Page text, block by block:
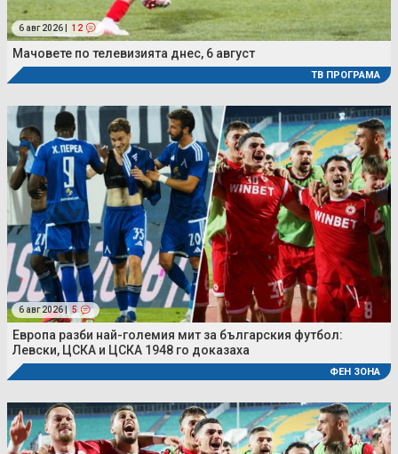
6 авг 2026 | 12
Мачовете по телевизията днес, 6 август
ТВ ПРОГРАМА
6 авг 2026 | 5
Европа разби най-големия мит за българския футбол:
Левски, ЦСКА и ЦСКА 1948 го доказаха
ФЕН ЗОНА